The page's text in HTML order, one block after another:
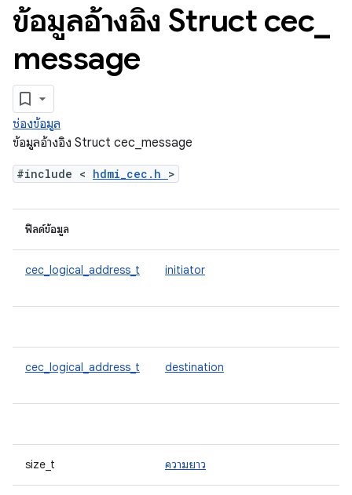
ข้อมูลอ้างอิง Struct cec
message
ช่องข้อมูล
ข้อมูลอ้างอิง Struct cec_message
#include < hdmi_cec.h >
ฟิลด์ข้อมูล
cec_logical_address_t initiator
cec_logical_address_t destination
size_t ความยาว